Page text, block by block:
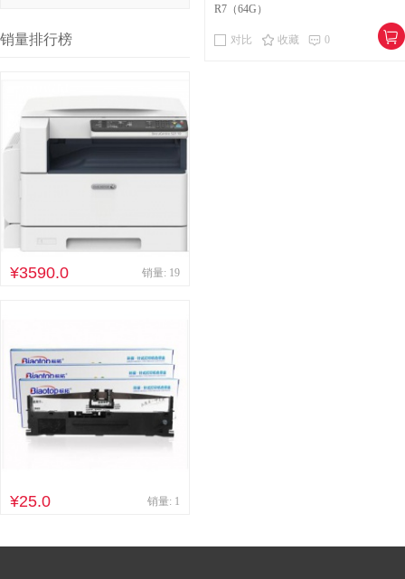
喷墨打印机 针式打印机
销量排行榜
¥3590.0 销量: 19
¥25.0 销量: 1
R7（64G）
对比 收藏 0